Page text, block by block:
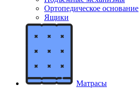
Ортопедическое основание
Ящики
Матрасы